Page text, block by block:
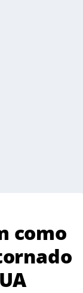
como